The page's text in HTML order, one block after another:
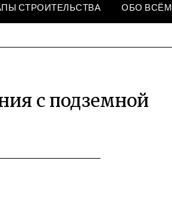
СТРОИТЕЛЬСТВА ОБО ВСЁМ
с подземной